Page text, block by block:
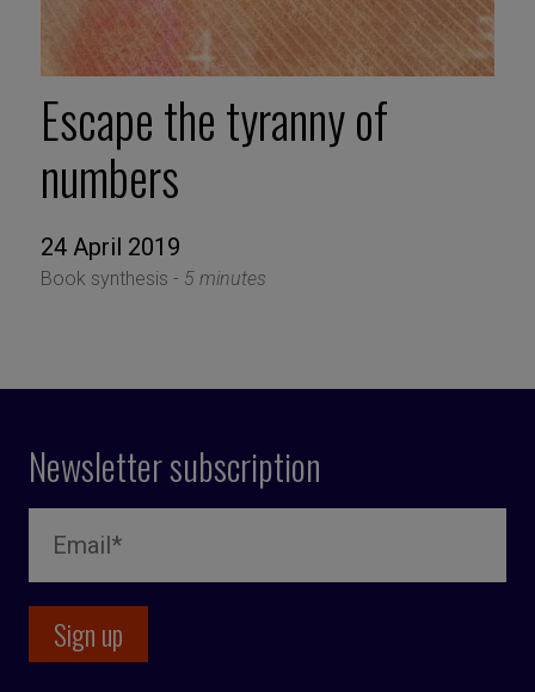
Escape the tyranny of
numbers
24 April 2019
Book synthesis - 5 minutes
Newsletter subscription